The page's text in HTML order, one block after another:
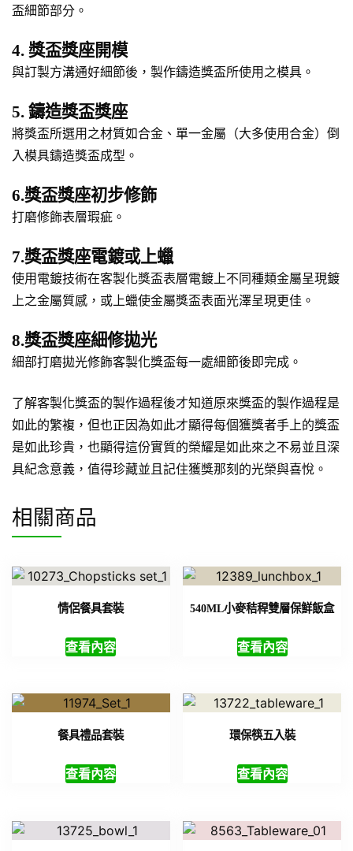
盃細節部分。
4. 獎盃獎座開模
與訂製方溝通好細節後，製作鑄造獎盃所使用之模具。
5. 鑄造獎盃獎座
將獎盃所選用之材質如合金、單一金屬（大多使用合金）倒
入模具鑄造獎盃成型。
6.獎盃獎座初步修飾
打磨修飾表層瑕疵。
7.獎盃獎座電鍍或上蠟
使用電鍍技術在客製化獎盃表層電鍍上不同種類金屬呈現鍍
上之金屬質感，或上蠟使金屬獎盃表面光澤呈現更佳。
8.獎盃獎座細修拋光
細部打磨拋光修飾客製化獎盃每一處細節後即完成。
了解客製化獎盃的製作過程後才知道原來獎盃的製作過程是
如此的繁複，但也正因為如此才顯得每個獲獎者手上的獎盃
是如此珍貴，也顯得這份實質的榮耀是如此來之不易並且深
具紀念意義，值得珍藏並且記住獲獎那刻的光榮與喜悅。
相關商品
情侶餐具套裝
查看內容
540ML小麥秸稈雙層保鮮飯盒
查看內容
餐具禮品套裝
查看內容
環保筷五入裝
查看內容